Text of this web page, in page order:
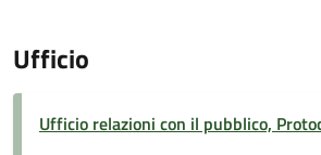
Ufficio
Ufficio relazioni con il pubblico,